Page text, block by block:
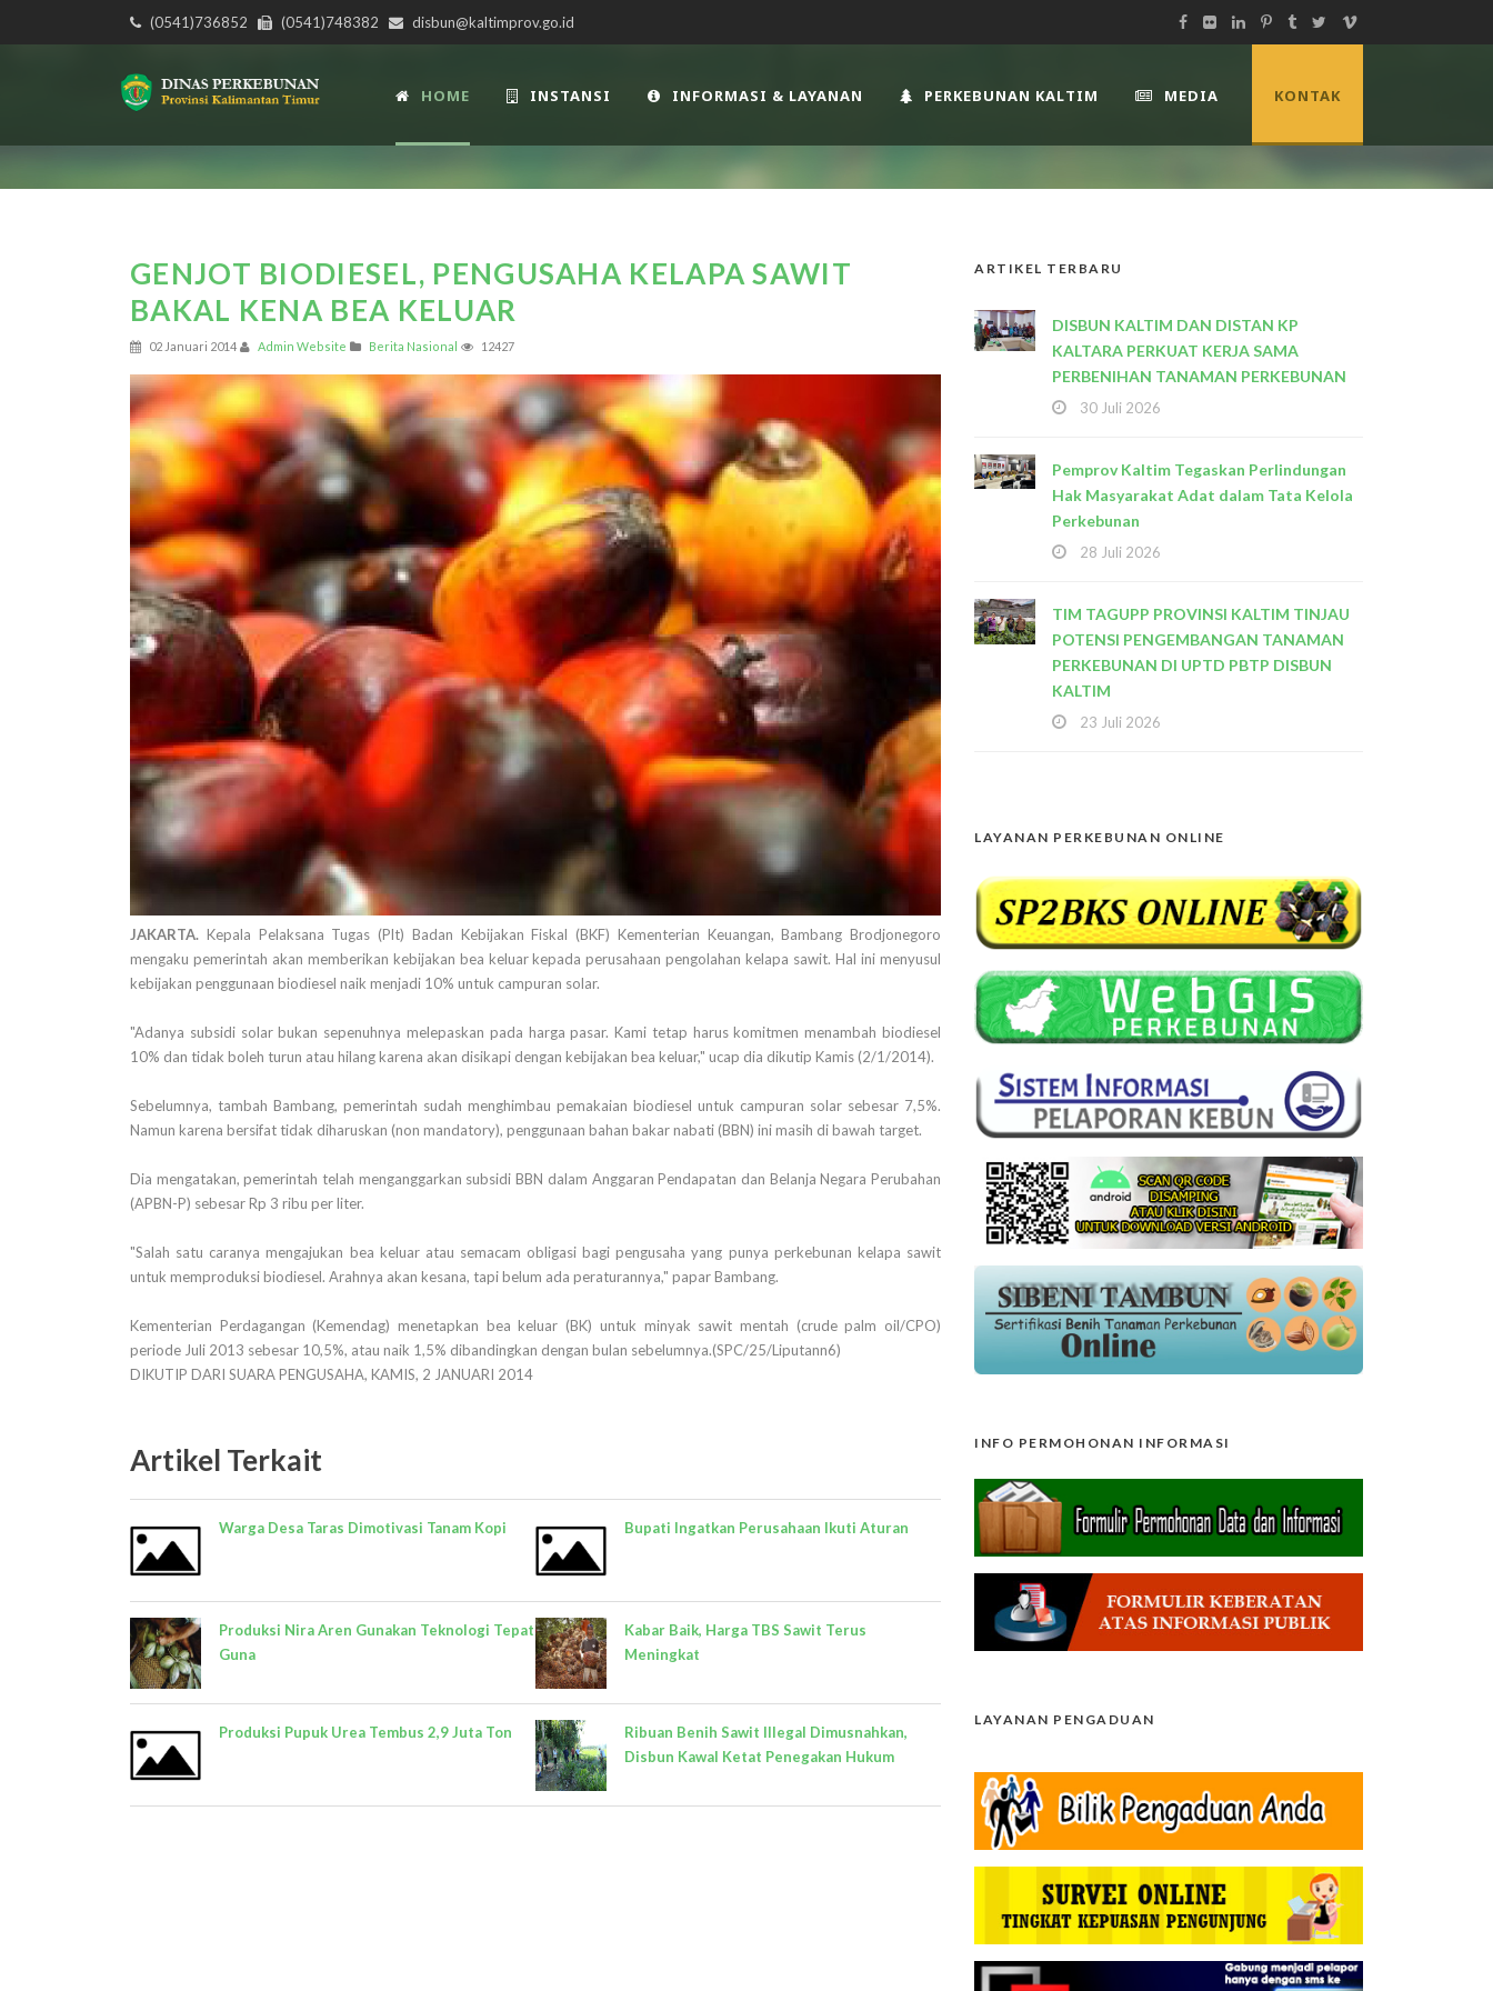
(0541)736852 (0541)748382 disbun@kaltimprov.go.id
HOME INSTANSI INFORMASI & LAYANAN PERKEBUNAN KALTIM MEDIA KONTAK
GENJOT BIODIESEL, PENGUSAHA KELAPA SAWIT
BAKAL KENA BEA KELUAR
02 Januari 2014 Admin Website Berita Nasional 12427
JAKARTA. Kepala Pelaksana Tugas (Plt) Badan Kebijakan Fiskal (BKF) Kementerian Keuangan, Bambang Brodjonegoro
mengaku pemerintah akan memberikan kebijakan bea keluar kepada perusahaan pengolahan kelapa sawit. Hal ini menyusul
kebijakan penggunaan biodiesel naik menjadi 10% untuk campuran solar.
"Adanya subsidi solar bukan sepenuhnya melepaskan pada harga pasar. Kami tetap harus komitmen menambah biodiesel
10% dan tidak boleh turun atau hilang karena akan disikapi dengan kebijakan bea keluar," ucap dia dikutip Kamis (2/1/2014).
Sebelumnya, tambah Bambang, pemerintah sudah menghimbau pemakaian biodiesel untuk campuran solar sebesar 7,5%.
Namun karena bersifat tidak diharuskan (non mandatory), penggunaan bahan bakar nabati (BBN) ini masih di bawah target.
Dia mengatakan, pemerintah telah menganggarkan subsidi BBN dalam Anggaran Pendapatan dan Belanja Negara Perubahan
(APBN-P) sebesar Rp 3 ribu per liter.
"Salah satu caranya mengajukan bea keluar atau semacam obligasi bagi pengusaha yang punya perkebunan kelapa sawit
untuk memproduksi biodiesel. Arahnya akan kesana, tapi belum ada peraturannya," papar Bambang.
Kementerian Perdagangan (Kemendag) menetapkan bea keluar (BK) untuk minyak sawit mentah (crude palm oil/CPO)
periode Juli 2013 sebesar 10,5%, atau naik 1,5% dibandingkan dengan bulan sebelumnya.(SPC/25/Liputann6)
DIKUTIP DARI SUARA PENGUSAHA, KAMIS, 2 JANUARI 2014
Artikel Terkait
Warga Desa Taras Dimotivasi Tanam Kopi
Produksi Nira Aren Gunakan Teknologi Tepat
Guna
Produksi Pupuk Urea Tembus 2,9 Juta Ton
Bupati Ingatkan Perusahaan Ikuti Aturan
Kabar Baik, Harga TBS Sawit Terus
Meningkat
Ribuan Benih Sawit Illegal Dimusnahkan,
Disbun Kawal Ketat Penegakan Hukum
ARTIKEL TERBARU
DISBUN KALTIM DAN DISTAN KP
KALTARA PERKUAT KERJA SAMA
PERBENIHAN TANAMAN PERKEBUNAN
30 Juli 2026
Pemprov Kaltim Tegaskan Perlindungan
Hak Masyarakat Adat dalam Tata Kelola
Perkebunan
28 Juli 2026
TIM TAGUPP PROVINSI KALTIM TINJAU
POTENSI PENGEMBANGAN TANAMAN
PERKEBUNAN DI UPTD PBTP DISBUN
KALTIM
23 Juli 2026
LAYANAN PERKEBUNAN ONLINE
INFO PERMOHONAN INFORMASI
LAYANAN PENGADUAN